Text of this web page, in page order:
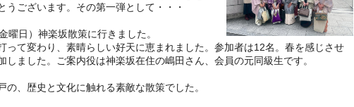
うございます。その第一弾として・・・
曜日）神楽坂散策に行きました。
って変わり、素晴らしい好天に恵まれました。参加者は12名。春を感じさせ
しました。ご案内役は神楽坂在住の嶋田さん、会員の元同級生です。
の、歴史と文化に触れる素敵な散策でした。